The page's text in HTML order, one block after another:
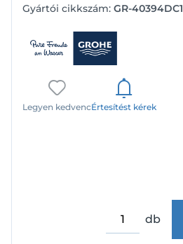
Gyártói cikkszám: GR-40394DC1
Legyen kedvencÉrtesítést kérek
db